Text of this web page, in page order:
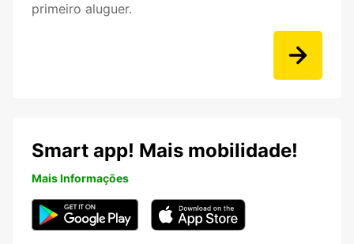
primeiro aluguer.
Smart app! Mais mobilidade!
Mais Informações